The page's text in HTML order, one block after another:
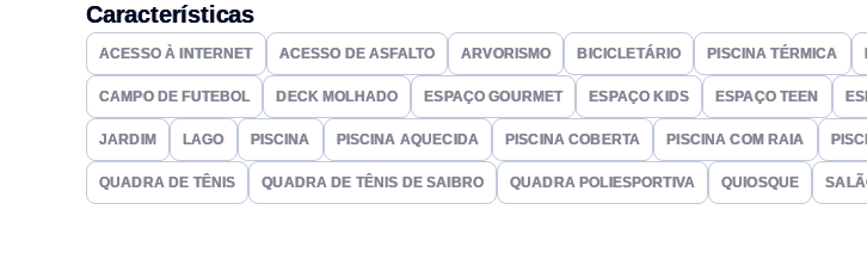
orientadores, salão de festas com espaço gourmet, quadra de tênis de saibro e aberta,
Características
ACESSO À INTERNET ACESSO DE ASFALTO ARVORISMO BICICLETÁRIO PISCINA TÉRMICA
CAMPO DE FUTEBOL DECK MOLHADO ESPAÇO GOURMET ESPAÇO KIDS ESPAÇO TEEN
JARDIM LAGO PISCINA PISCINA AQUECIDA PISCINA COBERTA PISCINA COM RAIA
QUADRA DE TÊNIS QUADRA DE TÊNIS DE SAIBRO QUADRA POLIESPORTIVA QUIOSQUE